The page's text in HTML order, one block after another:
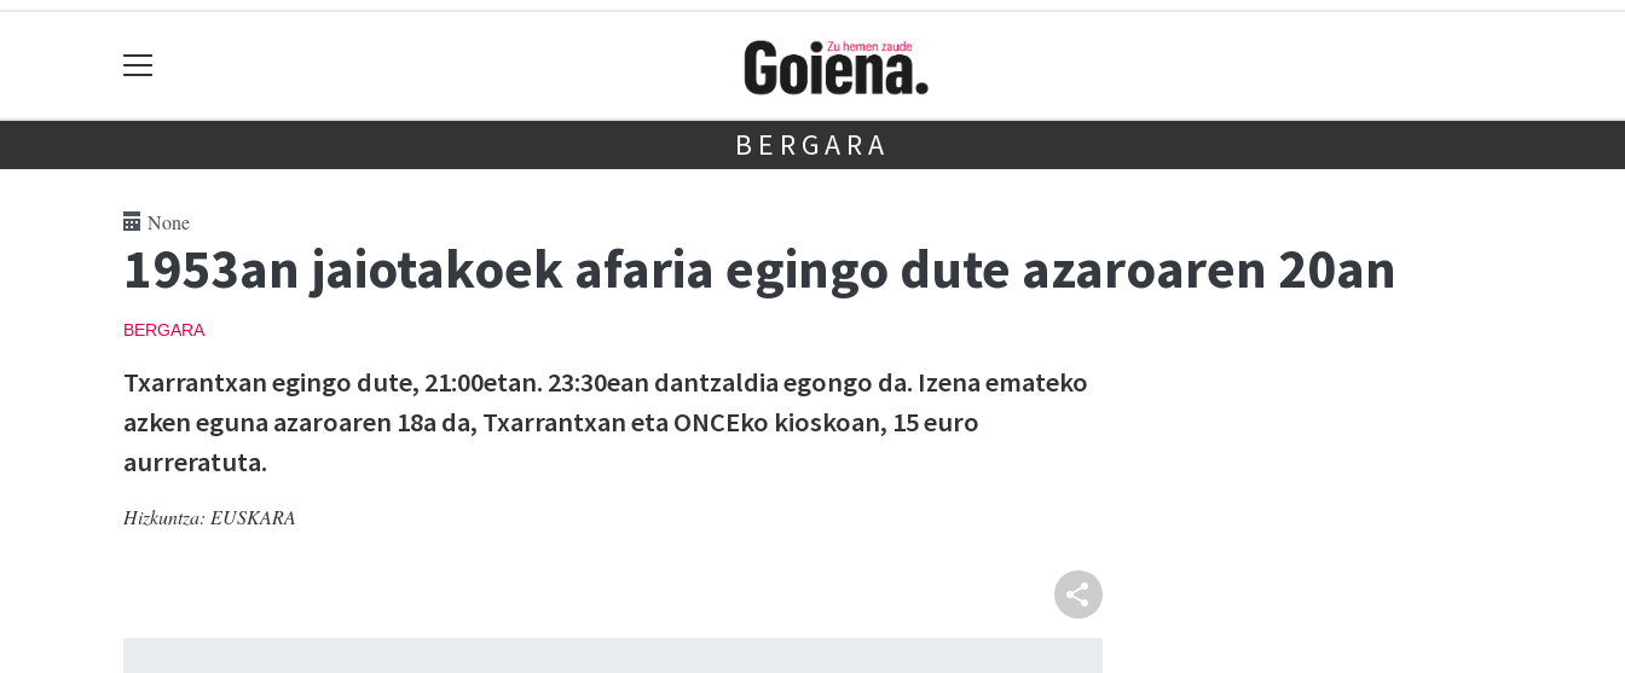
BERGARA
None
1953an jaiotakoek afaria egingo dute azaroaren 20an
BERGARA
Txarrantxan egingo dute, 21:00etan. 23:30ean dantzaldia egongo da. Izena emateko
azken eguna azaroaren 18a da, Txarrantxan eta ONCEko kioskoan, 15 euro
aurreratuta.
Hizkuntza: EUSKARA